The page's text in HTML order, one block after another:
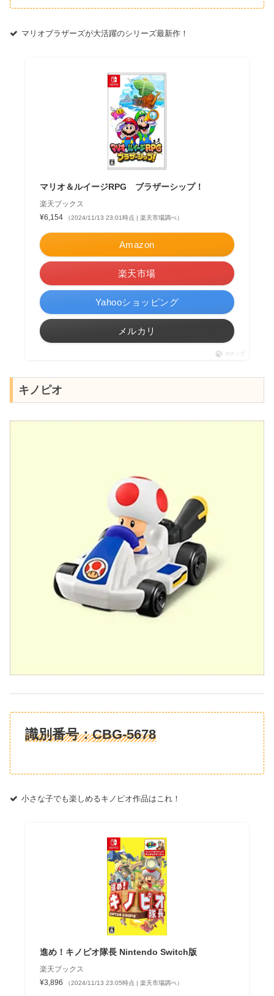
マリオブラザーズが大活躍のシリーズ最新作！
マリオ＆ルイージRPG ブラザーシップ！
楽天ブックス
¥6,154
（2024/11/13 23:01時点 | 楽天市場調べ）
Amazon
楽天市場
Yahooショッピング
メルカリ
ポチップ
キノピオ
識別番号：CBG-5678
小さな子でも楽しめるキノピオ作品はこれ！
進め！キノピオ隊長 Nintendo Switch版
楽天ブックス
¥3,896
（2024/11/13 23:05時点 | 楽天市場調べ）